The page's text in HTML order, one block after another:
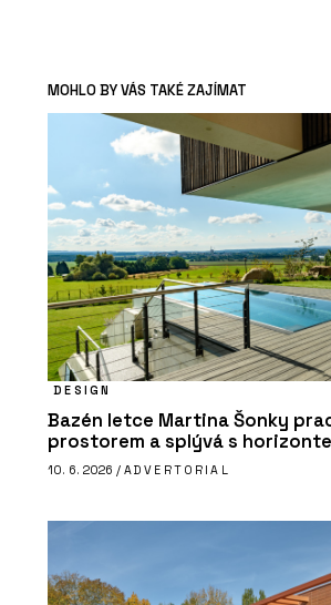
MOHLO BY VÁS TAKÉ ZAJÍMAT
DESIGN
Bazén letce Martina Šonky
prostorem a splývá s
10. 6. 2026 / ADVERTORIAL